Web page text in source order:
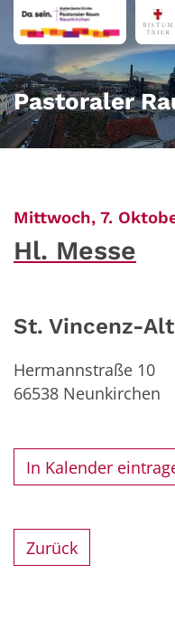
Zum Inhalt springen
Pastoraler
Mittwoch, 7.
Hl. Messe
St. Vincenz-
Hermannstraße 10
66538 Neunkirchen
In Kalender
Zurück